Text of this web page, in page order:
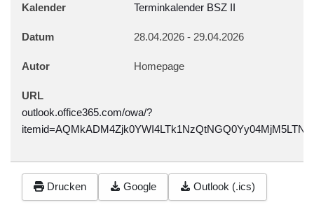
Kalender Terminkalender BSZ II
Datum 28.04.2026 - 29.04.2026
Autor Homepage
URL
outlook.office365.com/owa/?
Drucken Google Outlook (.ics)